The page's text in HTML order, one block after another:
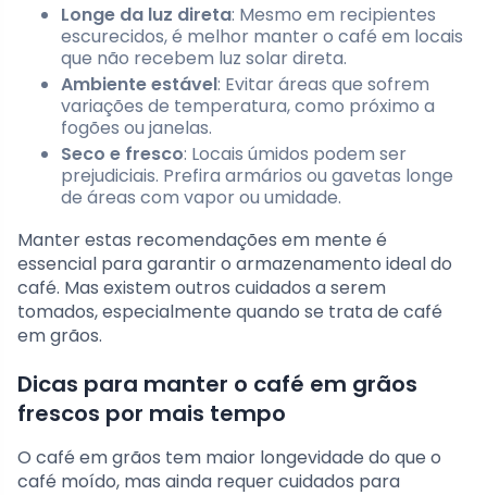
Longe da luz direta: Mesmo em recipientes
escurecidos, é melhor manter o café em locais
que não recebem luz solar direta.
Ambiente estável: Evitar áreas que sofrem
variações de temperatura, como próximo a
fogões ou janelas.
Seco e fresco: Locais úmidos podem ser
prejudiciais. Prefira armários ou gavetas longe
de áreas com vapor ou umidade.
Manter estas recomendações em mente é
essencial para garantir o armazenamento ideal do
café. Mas existem outros cuidados a serem
tomados, especialmente quando se trata de café
em grãos.
Dicas para manter o café em grãos
frescos por mais tempo
O café em grãos tem maior longevidade do que o
café moído, mas ainda requer cuidados para